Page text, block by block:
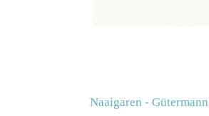
Naaigaren -